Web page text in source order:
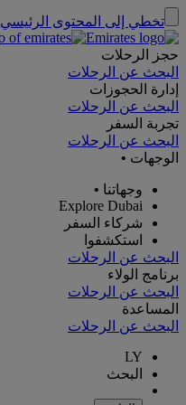
تخطي إلى المحتوى الرئيسي
حجز الرحلات
البحث عن الرحلات
إدارة الحجوزات
البحث عن الرحلات
تجربة السفر
البحث عن الرحلات
الوجهات •
وجهاتنا •
Explore Dubai
شركاء السفر
استكشفوا
البحث عن الرحلات
برنامج الولاء
البحث عن الرحلات
المساعدة
البحث عن الرحلات
LY
البحث